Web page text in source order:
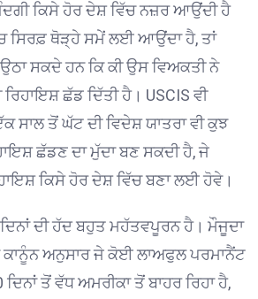
ਕਿਸੇ ਹੋਰ ਦੇਸ਼ ਵਿੱਚ ਨਜ਼ਰ ਆਉਂਦੀ ਹੈ
ਸਿਰਫ਼ ਥੋੜ੍ਹੇ ਸਮੇਂ ਲਈ ਆਉਂਦਾ ਹੈ, ਤਾਂ
ਸਕਦੇ ਹਨ ਕਿ ਕੀ ਉਸ ਵਿਅਕਤੀ ਨੇ
ਛੱਡ ਦਿੱਤੀ ਹੈ। USCIS ਵੀ
ਸਾਲ ਤੋਂ ਘੱਟ ਦੀ ਵਿਦੇਸ਼ ਯਾਤਰਾ ਵੀ ਕੁਝ
ਛੱਡਣ ਦਾ ਮੁੱਦਾ ਬਣ ਸਕਦੀ ਹੈ, ਜੇ
ਕਿਸੇ ਹੋਰ ਦੇਸ਼ ਵਿੱਚ ਬਣਾ ਲਈ ਹੋਵੇ।
ਦੀ ਹੱਦ ਬਹੁਤ ਮਹੱਤਵਪੂਰਨ ਹੈ। ਮੌਜੂਦਾ
ਅਨੁਸਾਰ ਜੇ ਕੋਈ ਲਾਅਫੁਲ ਪਰਮਾਨੈਂਟ
ਤੋਂ ਵੱਧ ਅਮਰੀਕਾ ਤੋਂ ਬਾਹਰ ਰਿਹਾ ਹੈ,